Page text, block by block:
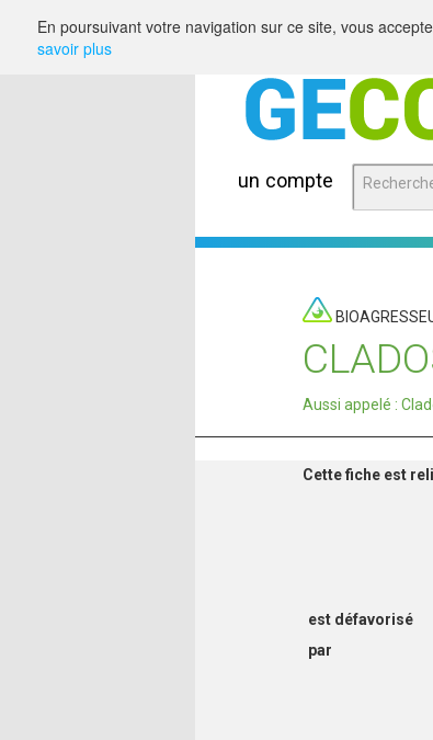
un compte
Aussi appelé :
Cette fiche est
est défavorisé
par
En poursuivant votre navigation sur ce site, vous
savoir plus